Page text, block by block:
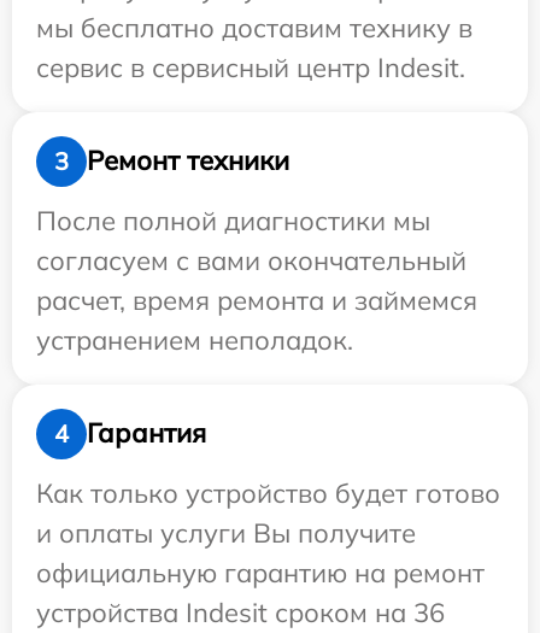
мы бесплатно доставим технику в
сервис в сервисный центр Indesit.
3
Ремонт техники
После полной диагностики мы
согласуем с вами окончательный
расчет, время ремонта и займемся
устранением неполадок.
4
Гарантия
Как только устройство будет готово
и оплаты услуги Вы получите
официальную гарантию на ремонт
устройства Indesit сроком на 36